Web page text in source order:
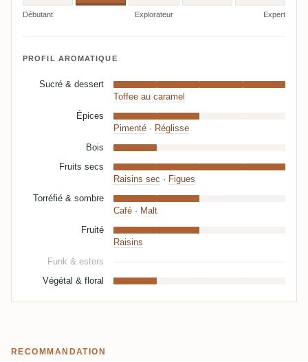
Débutant Explorateur Expert
PROFIL AROMATIQUE
Sucré & dessert
Toffee au caramel
Épices
Pimenté · Réglisse
Bois
Fruits secs
Raisins sec · Figues
Torréfié & sombre
Café · Malt
Fruité
Raisins
Funk & esters
Végétal & floral
RECOMMANDATION